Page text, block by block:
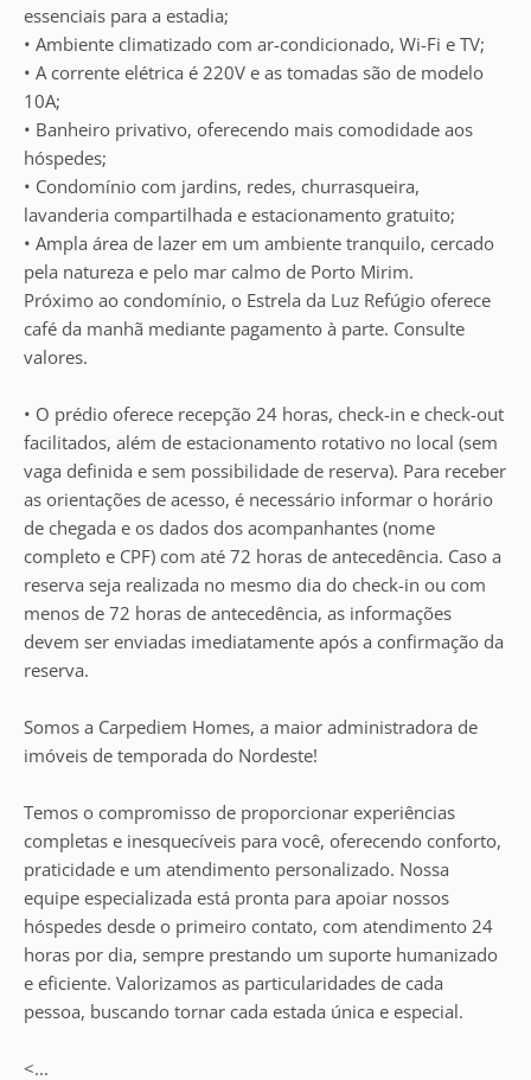
essenciais para a estadia;
• Ambiente climatizado com ar-condicionado, Wi-Fi e TV;
• A corrente elétrica é 220V e as tomadas são de modelo
10A;
• Banheiro privativo, oferecendo mais comodidade aos
hóspedes;
• Condomínio com jardins, redes, churrasqueira,
lavanderia compartilhada e estacionamento gratuito;
• Ampla área de lazer em um ambiente tranquilo, cercado
pela natureza e pelo mar calmo de Porto Mirim.
Próximo ao condomínio, o Estrela da Luz Refúgio oferece
café da manhã mediante pagamento à parte. Consulte
valores.
• O prédio oferece recepção 24 horas, check-in e check-out
facilitados, além de estacionamento rotativo no local (sem
vaga definida e sem possibilidade de reserva). Para receber
as orientações de acesso, é necessário informar o horário
de chegada e os dados dos acompanhantes (nome
completo e CPF) com até 72 horas de antecedência. Caso a
reserva seja realizada no mesmo dia do check-in ou com
menos de 72 horas de antecedência, as informações
devem ser enviadas imediatamente após a confirmação da
reserva.
Somos a Carpediem Homes, a maior administradora de
imóveis de temporada do Nordeste!
Temos o compromisso de proporcionar experiências
completas e inesquecíveis para você, oferecendo conforto,
praticidade e um atendimento personalizado. Nossa
equipe especializada está pronta para apoiar nossos
hóspedes desde o primeiro contato, com atendimento 24
horas por dia, sempre prestando um suporte humanizado
e eficiente. Valorizamos as particularidades de cada
pessoa, buscando tornar cada estada única e especial.
<...